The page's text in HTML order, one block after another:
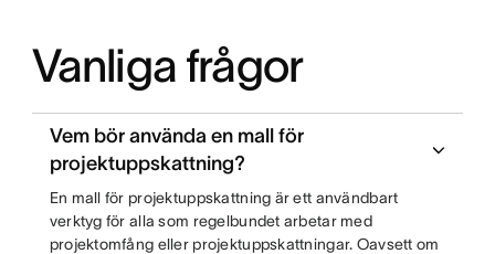
Vanliga frågor
Vem bör använda en mall för
projektuppskattning?
En mall för projektuppskattning är ett användbart
verktyg för alla som regelbundet arbetar med
projektomfång eller projektuppskattningar. Oavsett om